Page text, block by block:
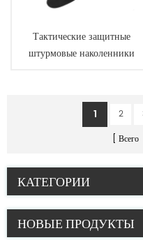
Тактические защитные
штурмовые наколенники
1 2
Всего
КАТЕГОРИИ
НОВЫЕ ПРОДУКТЫ